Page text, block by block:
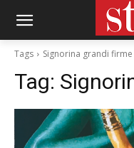
Tags Signorina grandi firme
Tag: